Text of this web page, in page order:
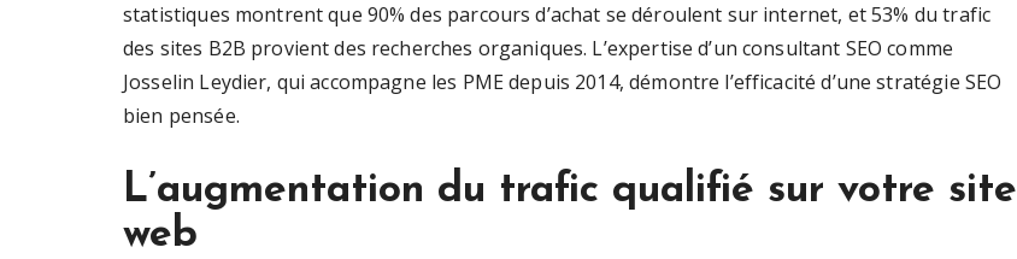
statistiques montrent que 90% des parcours d’achat se déroulent sur internet, et 53% du trafic
des sites B2B provient des recherches organiques. L’expertise d’un consultant SEO comme
Josselin Leydier, qui accompagne les PME depuis 2014, démontre l’efficacité d’une stratégie SEO
bien pensée.
L’augmentation du trafic qualifié sur votre site
web